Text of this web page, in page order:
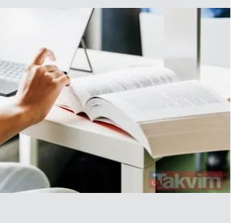
Verilerin Korunması Kanunu uyarınca
Metnimizi okumak ve sitemizde
olarak kullanılan çerezlerle ilgili bilgi
.